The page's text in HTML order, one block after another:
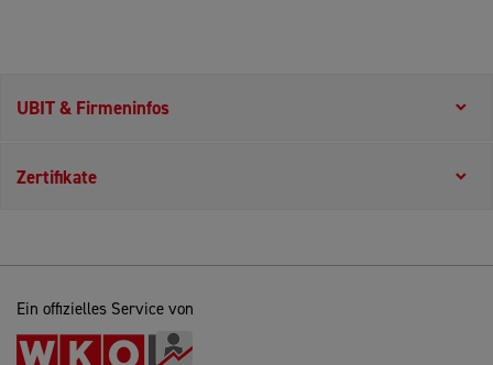
UBIT & Firmeninfos
Zertifikate
Ein offizielles Service von